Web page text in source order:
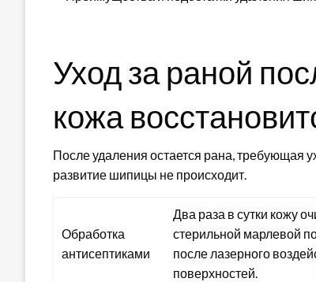
Уход за раной
кожа
После удаления остается рана, требующая
развитие шипицы не происходит.
Обработка
антисептиками
Два раза в сутки кожу
стерильной марлевой
после лазерного
поверхностей.